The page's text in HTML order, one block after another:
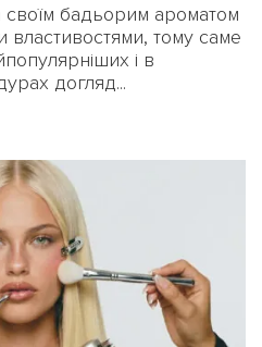
своїм бадьорим ароматом
тому саме
і в
догляд...